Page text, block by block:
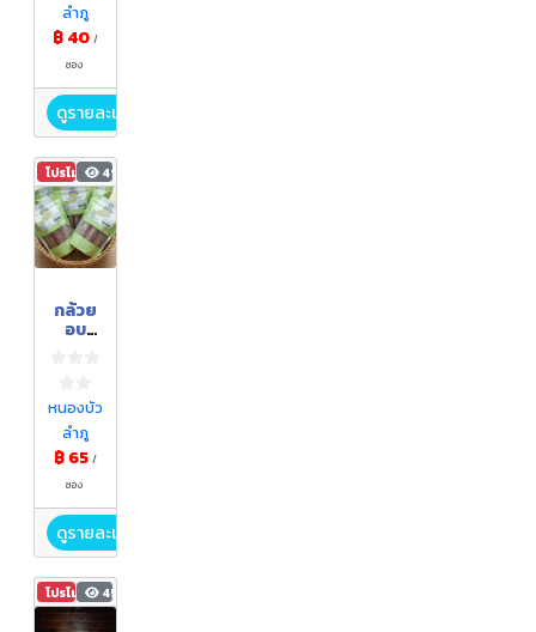
ลำภู
฿ 40 /
ซอง
ดูรายละเอียด
โปรโมชัน490
กล้วย
อบ
หนองบัว
ลำภู
฿ 65 /
ซอง
ดูรายละเอียด
โปรโมชัน 455